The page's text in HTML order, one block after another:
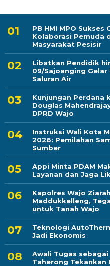
PB HMI MPO
Kolaborasi Pemuda
Masyarakat Pesisir
Libatkan Pendidik
09/Sajoanging
Saluran Air
Kunjungan Perdana
Douglas
DPRD Wajo
Instruksi Wali Kota
2026: Pemilahan
Sumber
Appi Minta PDAM
Layanan dan Jaga
Kapolres Wajo
Maddukkelleng,
untuk Tanah Wajo
Teknologi
Jadi Ekonomis
Awali Tugas
Taherong Tekankan